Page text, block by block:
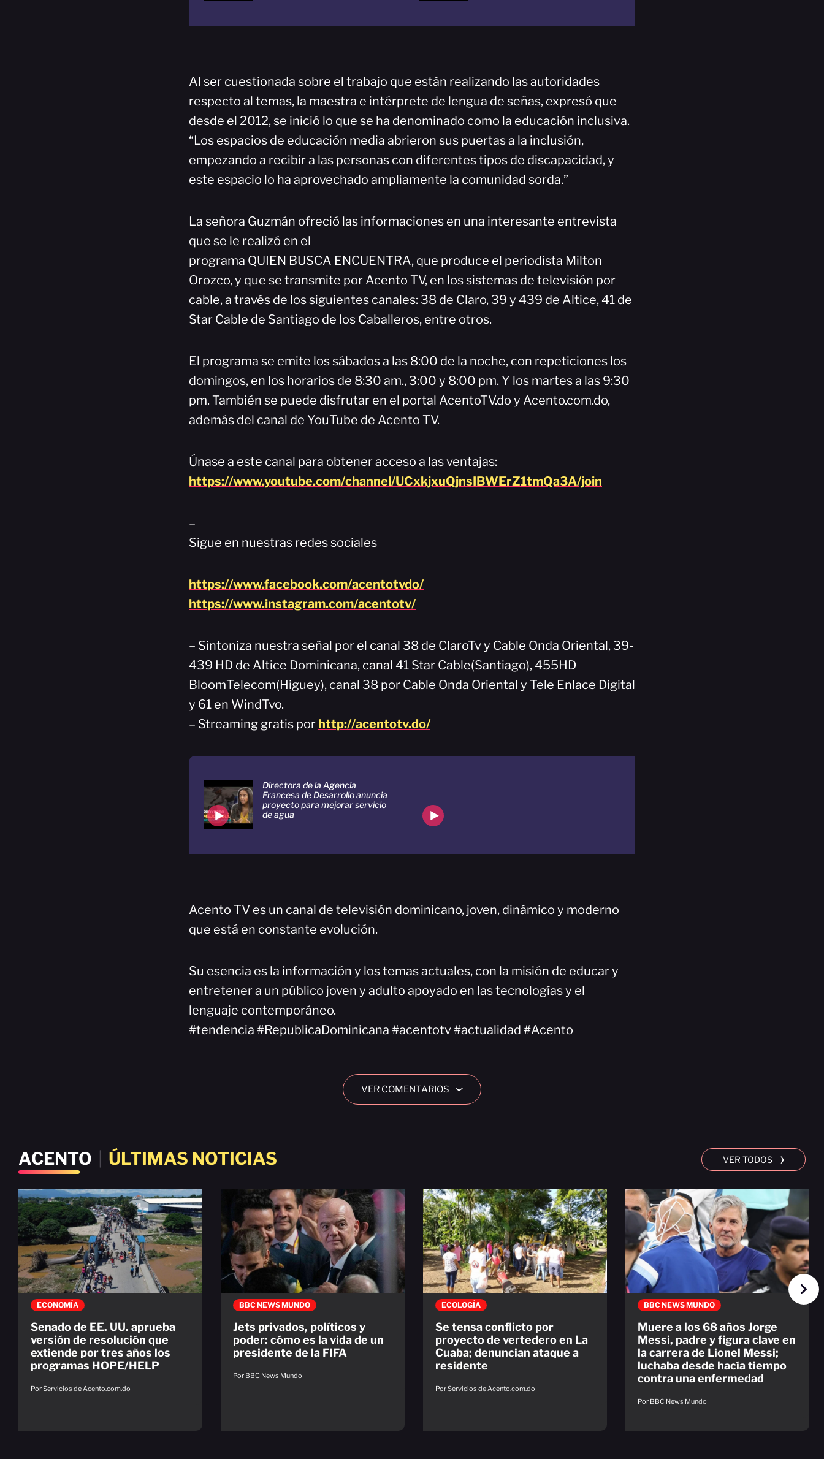
Al ser cuestionada sobre el trabajo que están realizando las autoridades
respecto al temas, la maestra e intérprete de lengua de señas, expresó que
desde el 2012, se inició lo que se ha denominado como la educación inclusiva.
“Los espacios de educación media abrieron sus puertas a la inclusión,
empezando a recibir a las personas con diferentes tipos de discapacidad, y
este espacio lo ha aprovechado ampliamente la comunidad sorda.”
La señora Guzmán ofreció las informaciones en una interesante entrevista
que se le realizó en el
programa QUIEN BUSCA ENCUENTRA, que produce el periodista Milton
Orozco, y que se transmite por Acento TV, en los sistemas de televisión por
cable, a través de los siguientes canales: 38 de Claro, 39 y 439 de Altice, 41 de
Star Cable de Santiago de los Caballeros, entre otros.
El programa se emite los sábados a las 8:00 de la noche, con repeticiones los
domingos, en los horarios de 8:30 am., 3:00 y 8:00 pm. Y los martes a las 9:30
pm. También se puede disfrutar en el portal AcentoTV.do y Acento.com.do,
además del canal de YouTube de Acento TV.
Únase a este canal para obtener acceso a las ventajas:
https://www.youtube.com/channel/UCxkjxuQjnsIBWErZ1tmQa3A/join
–
Sigue en nuestras redes sociales
https://www.facebook.com/acentotvdo/
https://www.instagram.com/acentotv/
– Sintoniza nuestra señal por el canal 38 de ClaroTv y Cable Onda Oriental, 39-
439 HD de Altice Dominicana, canal 41 Star Cable(Santiago), 455HD
BloomTelecom(Higuey), canal 38 por Cable Onda Oriental y Tele Enlace Digital
y 61 en WindTvo.
– Streaming gratis por http://acentotv.do/
Directora de la Agencia
Francesa de Desarrollo anuncia
proyecto para mejorar servicio
de agua
Acento TV es un canal de televisión dominicano, joven, dinámico y moderno
que está en constante evolución.
Su esencia es la información y los temas actuales, con la misión de educar y
entretener a un público joven y adulto apoyado en las tecnologías y el
lenguaje contemporáneo.
#tendencia #RepublicaDominicana #acentotv #actualidad #Acento
VER COMENTARIOS ›
ACENTO ÚLTIMAS NOTICIAS VER TODOS ›
ECONOMÍA
Senado de EE. UU. aprueba
versión de resolución que
extiende por tres años los
programas HOPE/HELP
Por Servicios de Acento.com.do
BBC NEWS MUNDO
Jets privados, políticos y
poder: cómo es la vida de un
presidente de la FIFA
Por BBC News Mundo
ECOLOGÍA
Se tensa conflicto por
proyecto de vertedero en La
Cuaba; denuncian ataque a
residente
Por Servicios de Acento.com.do
BBC NEWS MUNDO
Muere a los 68 años Jorge
Messi, padre y figura clave en
la carrera de Lionel Messi;
luchaba desde hacía tiempo
contra una enfermedad
Por BBC News Mundo